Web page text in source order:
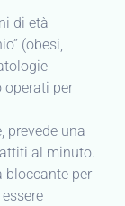
di età
(obesi,
operati per
prevede una
al minuto.
bloccante per